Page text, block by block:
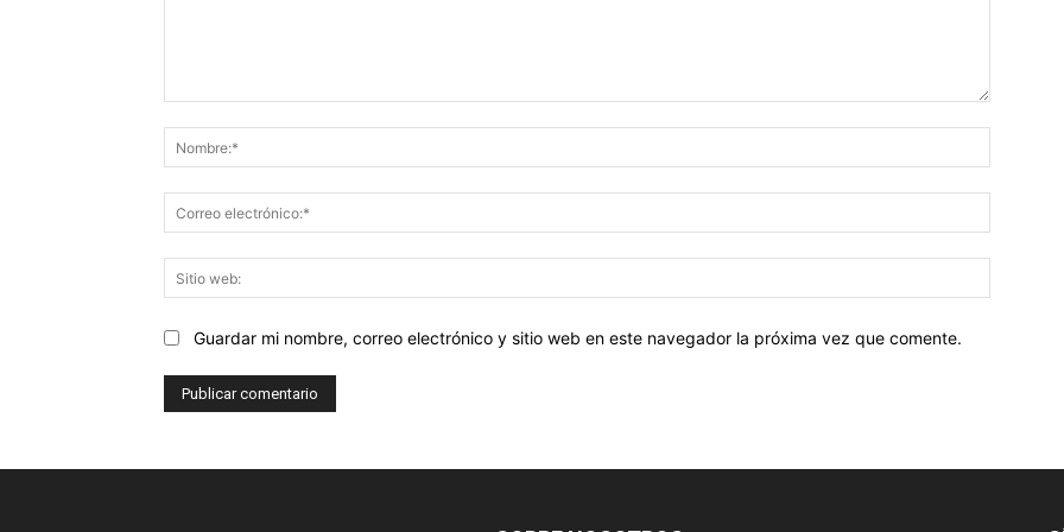
web:
Guardar mi nombre, correo electrónico y sitio web en este navegador la próxima vez que comente.